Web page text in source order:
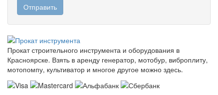
Прокат строительного инструмента и оборудования в
Красноярске. Взять в аренду генератор, мотобур, виброплиту,
мотопомпу, культиватор и многое другое можно здесь.